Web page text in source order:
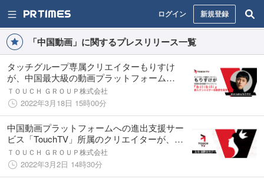
ログイン 新規登録
「中国動画」に関するプレスリリース一覧
タッチグループ専属クリエイターもりすけ
が、中国最大級の動画プラットフォーム
『bilibili』で新人クリエイター成長賞を受賞！
ＴＯＵＣＨ ＧＲＯＵＰ株式会社
2022年3月18日 15時00分
中国動画プラットフォームへの進出支援サー
ビス「TouchTV」所属のクリエイターが、国
際女性デーに向けたスペシャルコンテンツを
展開
ＴＯＵＣＨ ＧＲＯＵＰ株式会社
2022年3月2日 14時30分